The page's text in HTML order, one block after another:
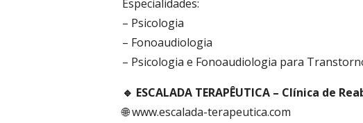
Especialidades:
– Psicologia
– Fonoaudiologia
– Psicologia e Fonoaudiologia para
🔹 ESCALADA TERAPÊUTICA – Clínica de
🌐 www.escalada-terapeutica.com